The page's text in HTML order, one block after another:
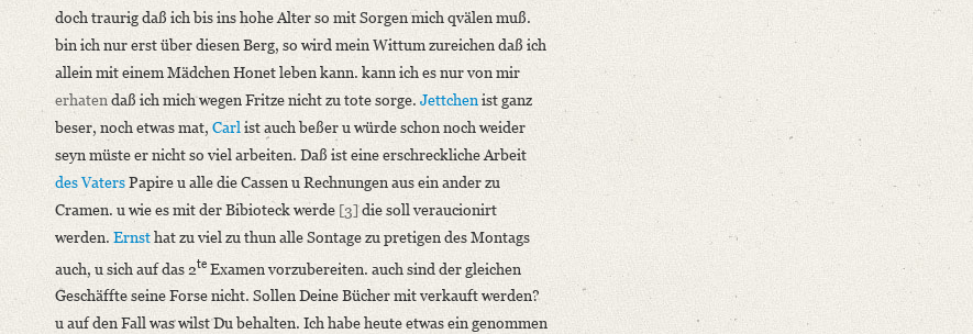
doch traurig daß ich bis ins hohe Alter so mit Sorgen mich qvälen muß.
bin ich nur erst über diesen Berg, so wird mein Wittum zureichen daß ich
allein mit einem Mädchen Honet leben kann. kann ich es nur von mir
erhaten daß ich mich wegen Fritze nicht zu tote sorge. Jettchenist ganz
beser, noch etwas mat, Carl ist auch beßer u würde schon noch weider
seyn müste er nicht so viel arbeiten. Daß ist eine erschreckliche Arbeit
des VatersPapire u alle die Cassen u Rechnungen aus ein ander zu
Cramen. u wie es mit der Bibioteck werde [3]die soll veraucionirt
werden. Ernsthat zu viel zu thun alle Sontage zu pretigen des Montags
auch, u sich auf das 2te Examen vorzubereiten. auch sind der gleichen
Geschäffte seine Forse nicht. Sollen Deine Bücher mit verkauft werden?
u auf den Fall was wilst Du behalten. Ich habe heute etwas ein genommen